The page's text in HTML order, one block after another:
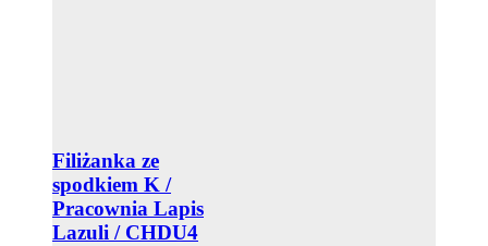
Filiżanka ze
spodkiem K /
Pracownia Lapis
Lazuli / CHDU4